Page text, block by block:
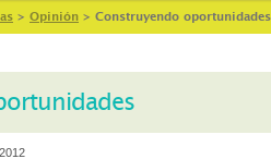
> Opinión > Construyendo oportunidades